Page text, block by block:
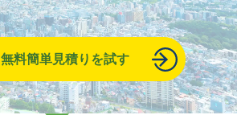
無料簡単見積りを試す